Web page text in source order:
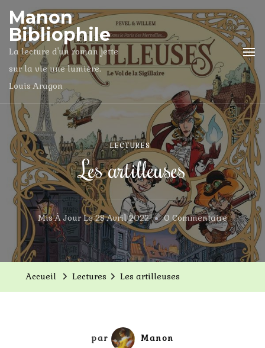
Manon
Bibliophile
La lecture d'un roman jette
sur la vie une lumière.
Louis Aragon
LECTURES
Les artilleuses
Mis À Jour Le28 Avril 2022 0 CommentaireSur
Les
Accueil Lectures Les artilleuses
par Manon